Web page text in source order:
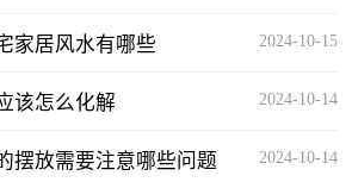
家居风水有哪些 2024-10-15
该怎么化解 2024-10-14
摆放需要注意哪些问题 2024-10-14